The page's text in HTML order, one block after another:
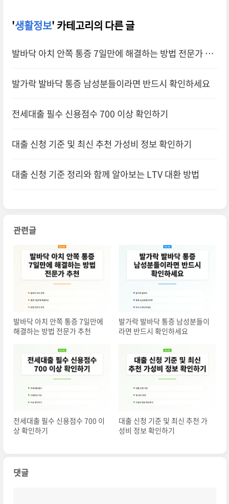
'생활정보' 카테고리의 다른 글
발바닥 아치 안쪽 통증 7일만에 해결하는 방법 전문가 추
발가락 발바닥 통증 남성분들이라면 반드시 확인하세요
전세대출 필수 신용점수 700 이상 확인하기
대출 신청 기준 및 최신 추천 가성비 정보 확인하기
대출 신청 기준 정리와 함께 알아보는 LTV 대환 방법
관련글
발바닥 아치 안쪽 통증 7일만에
해결하는 방법 전문가 추천
발가락 발바닥 통증 남성분들이
라면 반드시 확인하세요
전세대출 필수 신용점수 700 이
상 확인하기
대출 신청 기준 및 최신 추천 가
성비 정보 확인하기
댓글